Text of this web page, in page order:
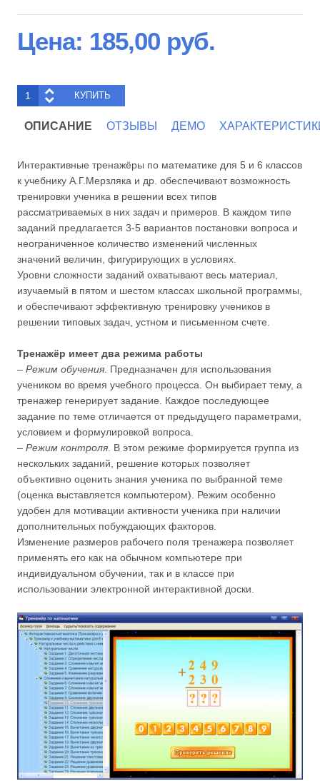
Цена: 185,00 руб.
ОПИСАНИЕ ОТЗЫВЫ ДЕМО
Интерактивные тренажёры по математике для 5 и 6 классов
к учебнику А.Г.Мерзляка и др. обеспечивают возможность
тренировки ученика в решении всех типов
рассматриваемых в них задач и примеров. В каждом типе
заданий предлагается 3-5 вариантов постановки вопроса и
неограниченное количество изменений численных
значений величин, фигурирующих в условиях.
Уровни сложности заданий охватывают весь материал,
изучаемый в пятом и шестом классах школьной программы,
и обеспечивают эффективную тренировку учеников в
решении типовых задач, устном и письменном счете.
Тренажёр имеет два режима работы
– Режим обучения . Предназначен для использования
учеником во время учебного процесса. Он выбирает тему, а
тренажер генерирует задание. Каждое последующее
задание по теме отличается от предыдущего параметрами,
условием и формулировкой вопроса.
– Режим контроля . В этом режиме формируется группа из
нескольких заданий, решение которых позволяет
объективно оценить знания ученика по выбранной теме
(оценка выставляется компьютером). Режим особенно
удобен для мотивации активности ученика при наличии
дополнительных побуждающих факторов.
Изменение размеров рабочего поля тренажера позволяет
применять его как на обычном компьютере при
индивидуальном обучении, так и в классе при
использовании электронной интерактивной доски.